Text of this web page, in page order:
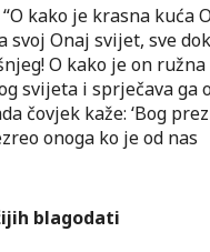
kako je krasna kuća
svoj Onaj svijet, sve dok
O kako je on
svijeta i sprječava ga
čovjek kaže: ‘Bog
onoga ko je od nas
blagodati